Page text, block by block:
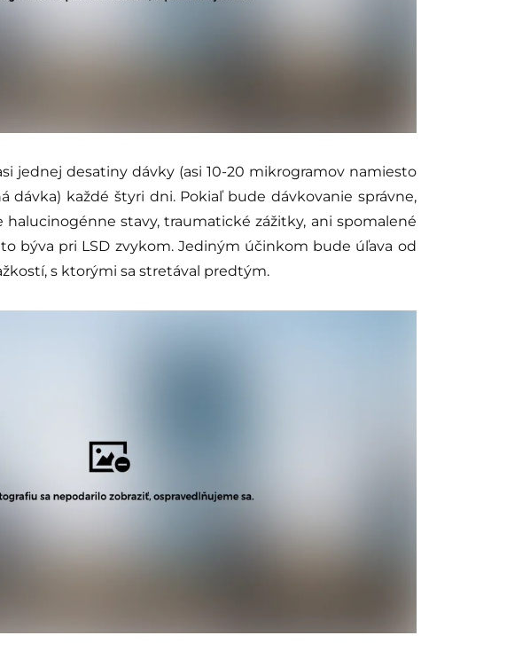
jednej desatiny dávky (asi 10-20 mikrogramov namiesto
dávka) každé štyri dni. Pokiaľ bude dávkovanie správne,
stavy, traumatické zážitky, ani spomalené
býva pri LSD zvykom. Jediným účinkom bude úľava od
s ktorými sa stretával predtým.